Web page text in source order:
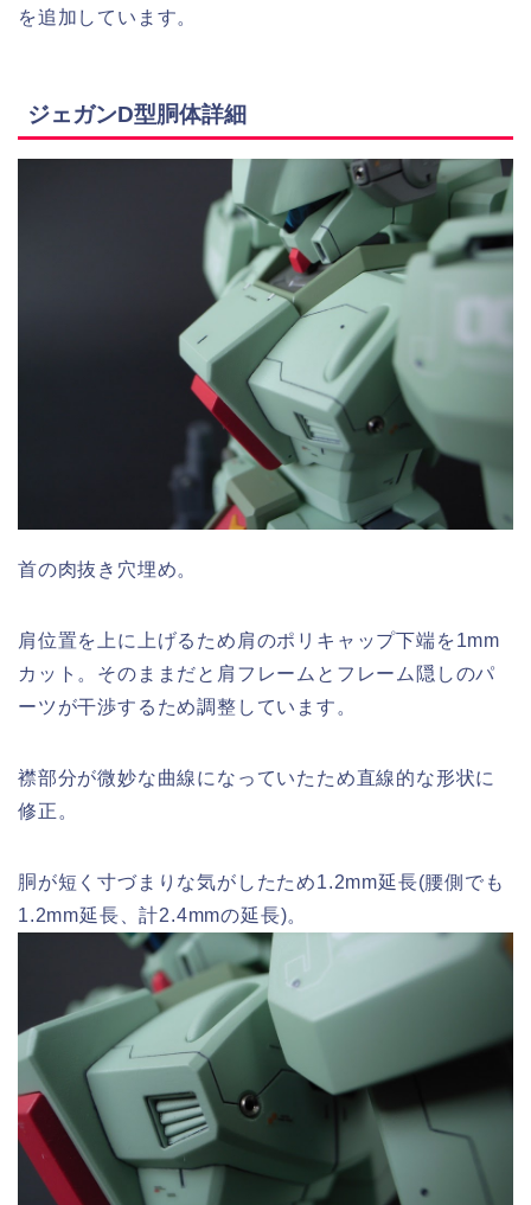
を追加しています。
ジェガンD型胴体詳細
首の肉抜き穴埋め。
肩位置を上に上げるため肩のポリキャップ下端を1mm
カット。そのままだと肩フレームとフレーム隠しのパ
ーツが干渉するため調整しています。
襟部分が微妙な曲線になっていたため直線的な形状に
修正。
胴が短く寸づまりな気がしたため1.2mm延長(腰側でも
1.2mm延長、計2.4mmの延長)。